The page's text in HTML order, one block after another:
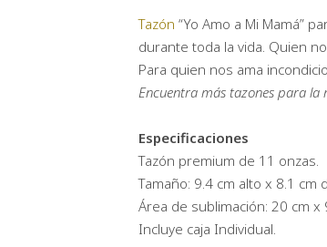
Tazón “Yo Amo a Mi Mamá”
durante toda la vida. Quien
Para quien nos ama
Encuentra más tazones para la
Especificaciones
Tazón premium de 11 onzas.
Tamaño: 9.4 cm alto x 8.1 cm
Área de sublimación: 20 cm x
Incluye caja Individual.